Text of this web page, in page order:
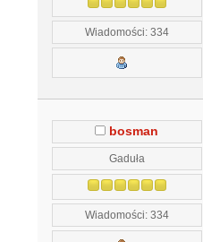
Wiadomości: 334
bosman
Gaduła
Wiadomości: 334